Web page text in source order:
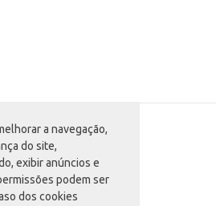
a navegação,
do site,
exibir anúncios e
podem ser
dos cookies